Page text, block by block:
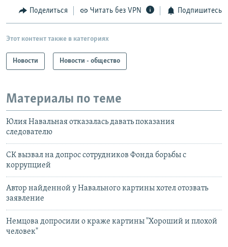
Поделиться Читать без VPN Подпишитесь
Этот контент также в категориях
Новости Новости - общество
Материалы по теме
Юлия Навальная отказалась давать показания
следователю
СК вызвал на допрос сотрудников Фонда борьбы с
коррупцией
Автор найденной у Навального картины хотел отозвать
заявление
Немцова допросили о краже картины "Хороший и плохой
человек"